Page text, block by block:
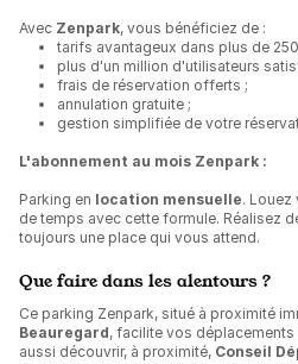
Avec Zenpark, vous bénéficiez de :
tarifs avantageux dans plus de
plus d'un million d'utilisateurs
frais de réservation offerts ;
annulation gratuite ;
gestion simplifiée de votre
L'abonnement au mois Zenpark :
Parking en location mensuelle. Louez
de temps avec cette formule. Réalisez
toujours une place qui vous attend.
Que faire dans les alentours ?
Ce parking Zenpark, situé à proximité
Beauregard, facilite vos déplacements
aussi découvrir, à proximité, Conseil